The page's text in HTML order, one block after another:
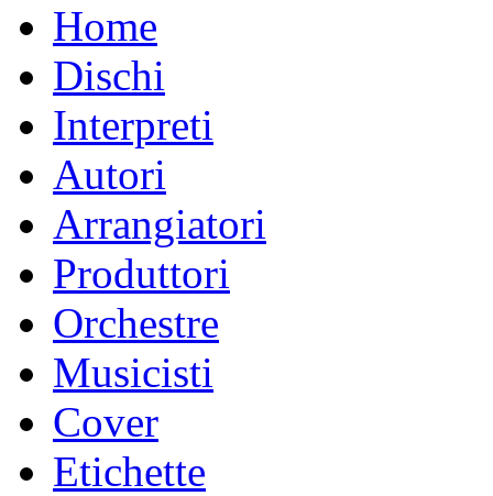
Home
Dischi
Interpreti
Autori
Arrangiatori
Produttori
Orchestre
Musicisti
Cover
Etichette